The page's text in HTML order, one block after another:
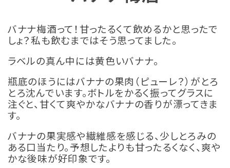
バナナ梅酒って！甘ったるくて飲めるかと思ったで
しょ？私も飲むまではそう思ってました。
ラベルの真ん中には黄色いバナナ。
瓶底のほうにはバナナの果肉（ピューレ？）がとろ
とろ沈んでいます。ボトルをかるく振ってグラスに
注ぐと、甘くて爽やかなバナナの香りが漂ってきま
す。
バナナの果実感や繊維感を感じる、少しとろみの
ある口当たり。予想したよりも甘ったるくなく、爽や
かな後味が好印象です。